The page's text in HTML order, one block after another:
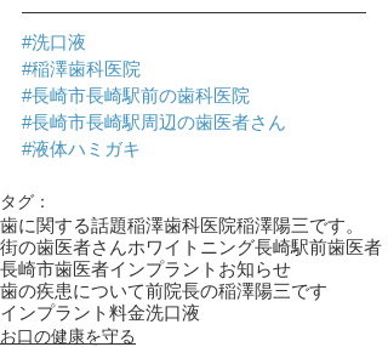
#洗口液
#稲澤歯科医院
#長崎市長崎駅前の歯科医院
#長崎市長崎駅周辺の歯医者さん
#液体ハミガキ
タグ：
歯に関する話題稲澤歯科医院稲澤陽三です。
街の歯医者さんホワイトニング長崎駅前歯医者
長崎市歯医者インプラント お知らせ
歯の疾患について前院長の稲澤陽三です
インプラント料金洗口液
お口の健康を守る